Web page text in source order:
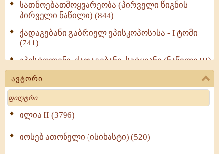
სათნოებათმოყვარეობა (პირველი წიგნის
პირველი ნაწილი) (844)
ქადაგებანი გაბრიელ ეპისკოპოსისა - I ტომი
(741)
ეპისტოლენი, ქადაგებანი, სიტყვანი (ნაწილი III)
(723)
მოძღვრის ძალზე სასარგებლო რჩევები
მრევლისათვის (545)
Wisdomge (514)
ქადაგებანი გაბრიელ ეპისკოპოსისა - II ტომი
ავტორი
Search
ილია II (3796)
იოსებ ათონელი (ისიხასტი) (520)